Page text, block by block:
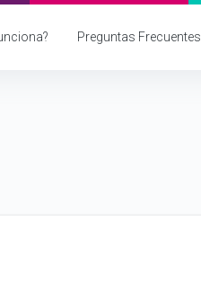
Preguntas Frecuentes